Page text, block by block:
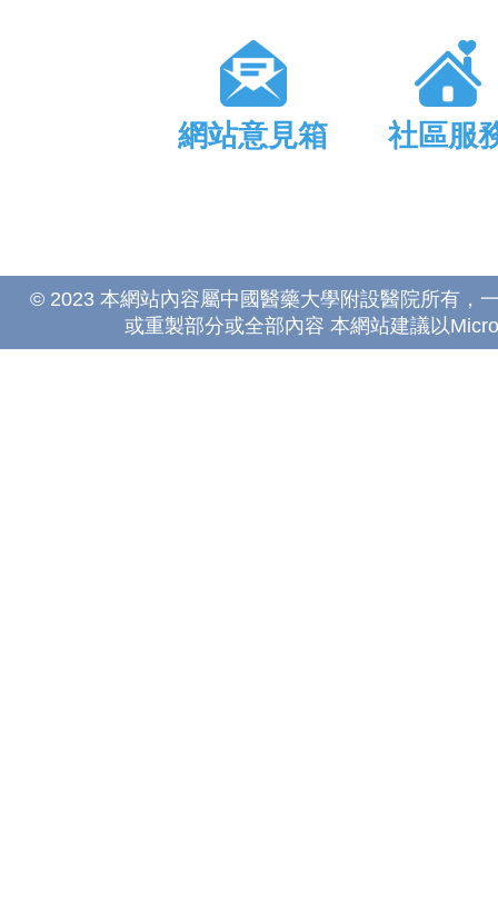
網站意見箱 社區服
© 2023 本網站內容屬中國醫藥大學附設醫院所有，
或重製部分或全部內容 本網站建議以